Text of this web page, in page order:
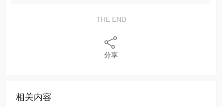
THE END
分享
相关内容